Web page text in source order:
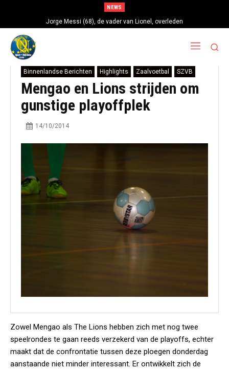
NEWS
Jorge Messi (68), de vader van Lionel, overleden
Binnenlandse Berichten Highlights Zaalvoetbal SZVB
Mengao en Lions strijden om
gunstige playoffplek
14/10/2014
Zowel Mengao als The Lions hebben zich met nog twee
speelrondes te gaan reeds verzekerd van de playoffs, echter
maakt dat de confrontatie tussen deze ploegen donderdag
aanstaande niet minder interessant. Er ontwikkelt zich de